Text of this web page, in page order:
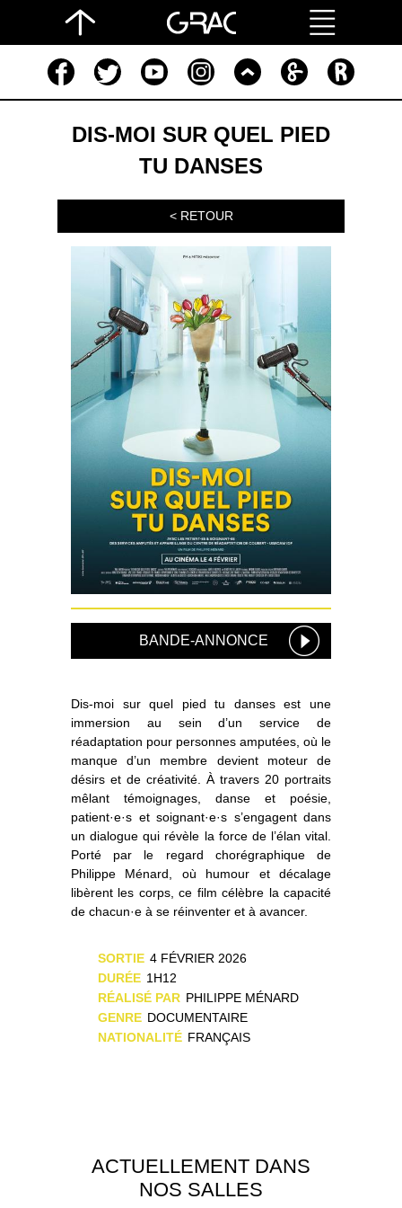
DIS-MOI SUR QUEL PIED
TU DANSES
< RETOUR
BANDE-ANNONCE
Dis-moi sur quel pied tu danses est une
immersion au sein d’un service de
réadaptation pour personnes amputées, où le
manque d’un membre devient moteur de
désirs et de créativité. À travers 20 portraits
mêlant témoignages, danse et poésie,
patient·e·s et soignant·e·s s’engagent dans
un dialogue qui révèle la force de l’élan vital.
Porté par le regard chorégraphique de
Philippe Ménard, où humour et décalage
libèrent les corps, ce film célèbre la capacité
de chacun·e à se réinventer et à avancer.
SORTIE 4 FÉVRIER 2026
DURÉE 1H12
RÉALISÉ PAR PHILIPPE MÉNARD
GENRE DOCUMENTAIRE
NATIONALITÉ FRANÇAIS
ACTUELLEMENT DANS
NOS SALLES